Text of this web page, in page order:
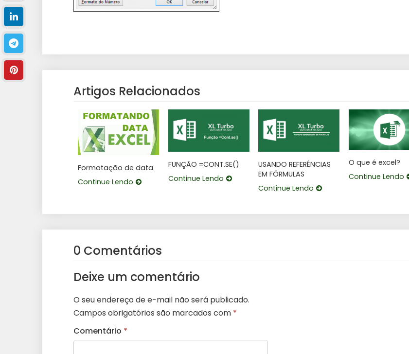
Artigos Relacionados
Formatação de data
Continue Lendo
FUNÇÃO =CONT.SE()
Continue Lendo
USANDO REFERÊNCIAS
EM FÓRMULAS
Continue Lendo
O que é excel?
Continue Lendo
0 Comentários
Deixe um comentário
O seu endereço de e-mail não será publicado.
Campos obrigatórios são marcados com *
Comentário *